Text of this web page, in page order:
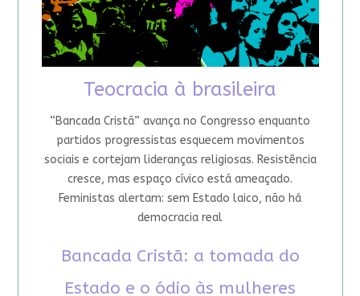
Teocracia à brasileira
“Bancada Cristã” avança no Congresso enquanto
partidos progressistas esquecem movimentos
sociais e cortejam lideranças religiosas. Resistência
cresce, mas espaço cívico está ameaçado.
Feministas alertam: sem Estado laico, não há
democracia real
Bancada Cristã: a tomada do
Estado e o ódio às mulheres